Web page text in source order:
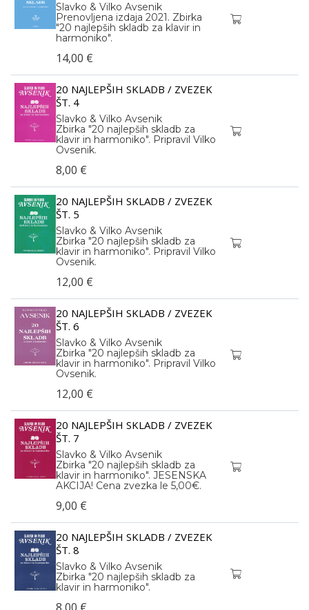
Slavko & Vilko Avsenik
Prenovljena izdaja 2021. Zbirka
"20 najlepših skladb za klavir in
harmoniko".
14,00 €
20 NAJLEPŠIH SKLADB / ZVEZEK
ŠT. 4
Slavko & Vilko Avsenik
Zbirka "20 najlepših skladb za
klavir in harmoniko". Pripravil Vilko
Ovsenik.
8,00 €
20 NAJLEPŠIH SKLADB / ZVEZEK
ŠT. 5
Slavko & Vilko Avsenik
Zbirka "20 najlepših skladb za
klavir in harmoniko". Pripravil Vilko
Ovsenik.
12,00 €
20 NAJLEPŠIH SKLADB / ZVEZEK
ŠT. 6
Slavko & Vilko Avsenik
Zbirka "20 najlepših skladb za
klavir in harmoniko". Pripravil Vilko
Ovsenik.
12,00 €
20 NAJLEPŠIH SKLADB / ZVEZEK
ŠT. 7
Slavko & Vilko Avsenik
Zbirka "20 najlepših skladb za
klavir in harmoniko". JESENSKA
AKCIJA! Cena zvezka le 5,00€.
9,00 €
20 NAJLEPŠIH SKLADB / ZVEZEK
ŠT. 8
Slavko & Vilko Avsenik
Zbirka "20 najlepših skladb za
klavir in harmoniko".